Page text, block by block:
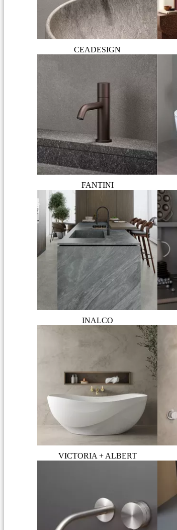
CEADESIGN
FANTINI
INALCO
VICTORIA + ALBERT